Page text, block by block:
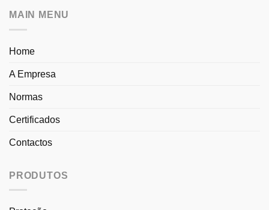
MAIN MENU
Home
A Empresa
Normas
Certificados
Contactos
PRODUTOS